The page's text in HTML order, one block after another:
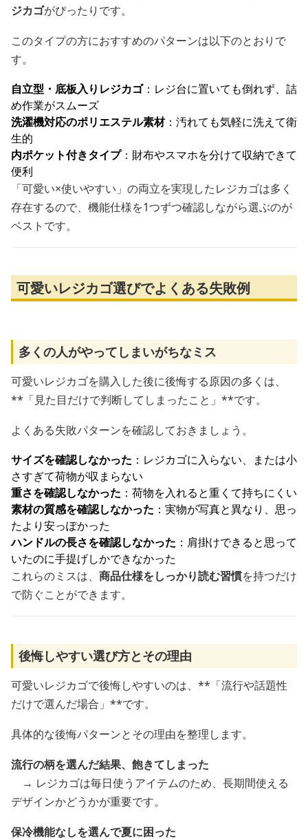
ジカゴがぴったりです。
このタイプの方におすすめのパターンは以下のとおりで
す。
自立型・底板入りレジカゴ：レジ台に置いても倒れず、詰
め作業がスムーズ
洗濯機対応のポリエステル素材：汚れても気軽に洗えて衛
生的
内ポケット付きタイプ：財布やスマホを分けて収納できて
便利
「可愛い×使いやすい」の両立を実現したレジカゴは多く
存在するので、機能仕様を1つずつ確認しながら選ぶのが
ベストです。
可愛いレジカゴ選びでよくある失敗例
多くの人がやってしまいがちなミス
可愛いレジカゴを購入した後に後悔する原因の多くは、
**「見た目だけで判断してしまったこと」**です。
よくある失敗パターンを確認しておきましょう。
サイズを確認しなかった ：レジカゴに入らない、または小
さすぎて荷物が収まらない
重さを確認しなかった ：荷物を入れると重くて持ちにくい
素材の質感を確認しなかった ：実物が写真と異なり、思っ
たより安っぽかった
ハンドルの長さを確認しなかった ：肩掛けできると思って
いたのに手提げしかできなかった
これらのミスは、 商品仕様をしっかり読む習慣を持つだけ
で防ぐことができます。
後悔しやすい選び方とその理由
可愛いレジカゴで後悔しやすいのは、**「流行や話題性
だけで選んだ場合」**です。
具体的な後悔パターンとその理由を整理します。
流行の柄を選んだ結果、飽きてしまった
→ レジカゴは毎日使うアイテムのため、長期間使える
デザインかどうかが重要です。
保冷機能なしを選んで夏に困った